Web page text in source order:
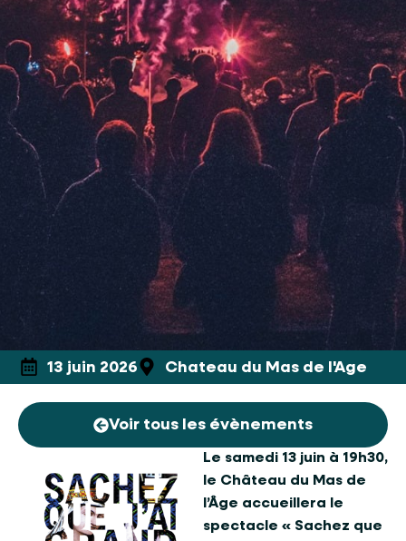
13 juin 2026 Chateau du Mas de l'Age
Voir tous les évènements
Le samedi 13 juin à 19h30,
le Château du Mas de
l’Âge accueillera le
spectacle « Sachez que